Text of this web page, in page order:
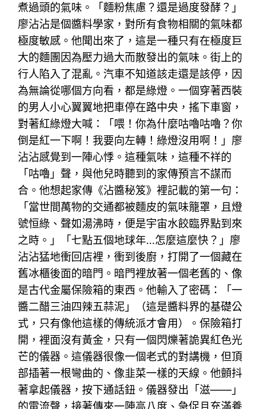
煮過頭的氣味。「麵粉焦慮？還是過度發酵？」
廖沾沾是個醬料學家，對所有食物相關的氣味都
極度敏感。他聞出來了，這是一種只有在極度巨
大的麵團因為壓力過大而散發出的氣味。街上的
行人陷入了混亂。汽車不知道該走還是該停，因
為無論從哪個方向看，都是綠燈。一個穿著西裝
的男人小心翼翼地把車停在路中央，搖下車窗，
對著紅綠燈大喊：「喂！你為什麼咕嚕咕嚕？你
倒是紅一下啊！我要向左轉！綠燈沒用啊！」廖
沾沾感覺到一陣心悸。這種氣味，這種不祥的
「咕嚕」聲，與他兒時聽到的家傳預言不謀而
合。他想起家傳《沾醬秘笈》裡記載的第一句：
「當世間萬物的交通都被麵皮的氣味籠罩，且燈
號恒綠、聲如湯沸時，便是宇宙水餃臨界點到來
之時。」「七點五個地球年…怎麼這麼快？」廖
沾沾猛地衝回店裡，衝到後廚，打開了一個藏在
舊冰櫃後面的暗門。暗門裡放著一個老舊的、像
是古代金屬保險箱的東西。他輸入了密碼：「一
醬二醋三油四辣五蒜泥」（這是醬料界的基礎公
式，只有像他這樣的傳統派才會用）。保險箱打
開，裡面沒有黃金，只有一個閃爍著詭異紅色光
芒的儀器。這儀器很像一個老式的對講機，但頂
部插著一根彎曲的、像韭菜一樣的天線。他顫抖
著拿起儀器，按下通話鈕。儀器發出「滋——」
的電流聲，接著傳來一陣高八度、急促且充滿養